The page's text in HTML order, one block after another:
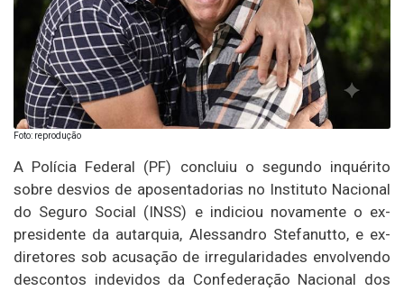
Foto: reprodução
A Polícia Federal (PF) concluiu o segundo inquérito
sobre desvios de aposentadorias no Instituto Nacional
do Seguro Social (INSS) e indiciou novamente o ex-
presidente da autarquia, Alessandro Stefanutto, e ex-
diretores sob acusação de irregularidades envolvendo
descontos indevidos da Confederação Nacional dos